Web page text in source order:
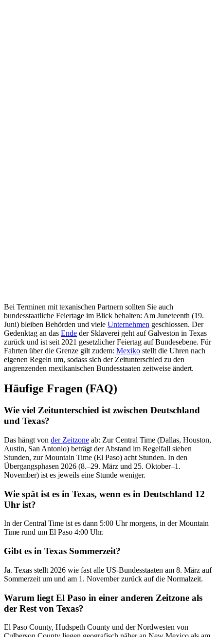
Bei Terminen mit texanischen Partnern sollten Sie auch
bundesstaatliche Feiertage im Blick behalten: Am Juneteenth (19.
Juni) bleiben Behörden und viele Unternehmen geschlossen. Der
Gedenktag an das Ende der Sklaverei geht auf Galveston in Texas
zurück und ist seit 2021 gesetzlicher Feiertag auf Bundesebene. Für
Fahrten über die Grenze gilt zudem: Mexiko stellt die Uhren nach
eigenen Regeln um, sodass sich der Zeitunterschied zu den
angrenzenden mexikanischen Bundesstaaten zeitweise ändert.
Häufige Fragen (FAQ)
Wie viel Zeitunterschied ist zwischen Deutschland
und Texas?
Das hängt von der Zeitzone ab: Zur Central Time (Dallas, Houston,
Austin, San Antonio) beträgt der Abstand im Regelfall sieben
Stunden, zur Mountain Time (El Paso) acht Stunden. In den
Übergangsphasen 2026 (8.–29. März und 25. Oktober–1.
November) ist es jeweils eine Stunde weniger.
Wie spät ist es in Texas, wenn es in Deutschland 12
Uhr ist?
In der Central Time ist es dann 5:00 Uhr morgens, in der Mountain
Time rund um El Paso 4:00 Uhr.
Gibt es in Texas Sommerzeit?
Ja. Texas stellt 2026 wie fast alle US-Bundesstaaten am 8. März auf
Sommerzeit um und am 1. November zurück auf die Normalzeit.
Warum liegt El Paso in einer anderen Zeitzone als
der Rest von Texas?
El Paso County, Hudspeth County und der Nordwesten von